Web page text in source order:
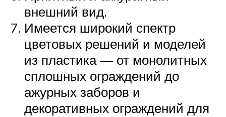
внешний вид.
Имеется широкий спектр
цветовых решений и моделей
из пластика — от монолитных
сплошных ограждений до
ажурных заборов и
декоративных ограждений для